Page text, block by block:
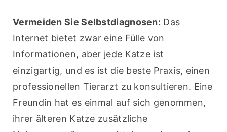
Vermeiden Sie Selbstdiagnosen: Das
Internet bietet zwar eine Fülle von
Informationen, aber jede Katze ist
einzigartig, und es ist die beste Praxis, einen
professionellen Tierarzt zu konsultieren. Eine
Freundin hat es einmal auf sich genommen,
ihrer älteren Katze zusätzliche